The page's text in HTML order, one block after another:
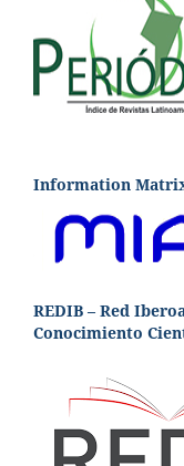
Information
REDIB – Red
Conocimiento